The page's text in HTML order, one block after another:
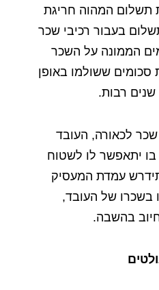
תשלום המהוה חריגת
בעבור רכיבי שכר
הממונה על השכר
סכומים ששולמו באופן
שנים רבות.
שכר לכאורה, העובד
בו יתאפשר לו לשטוח
עמדת המעסיק
בשכרו של העובד,
בהשבה.